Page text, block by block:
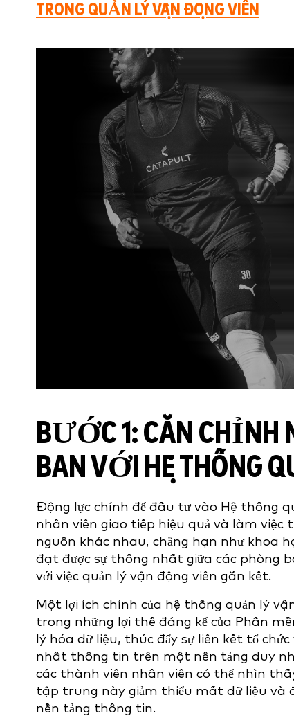
TRONG QUẢN LÝ VẬN ĐỘNG VIÊN
BƯỚC 1: CĂN CHỈNH
BAN VỚI HỆ THỐNG
Động lực chính để đầu tư vào Hệ thống
nhân viên giao tiếp hiệu quả và làm việc
nguồn khác nhau, chẳng hạn như khoa
đạt được sự thống nhất giữa các phòng
với việc quản lý vận động viên gắn kết.
Một lợi ích chính của hệ thống quản lý
trong những lợi thế đáng kể của Phần
lý hóa dữ liệu, thúc đẩy sự liên kết tổ
nhất thông tin trên một nền tảng duy
các thành viên nhân viên có thể nhìn
tập trung này giảm thiểu mất dữ liệu và
nền tảng thông tin.